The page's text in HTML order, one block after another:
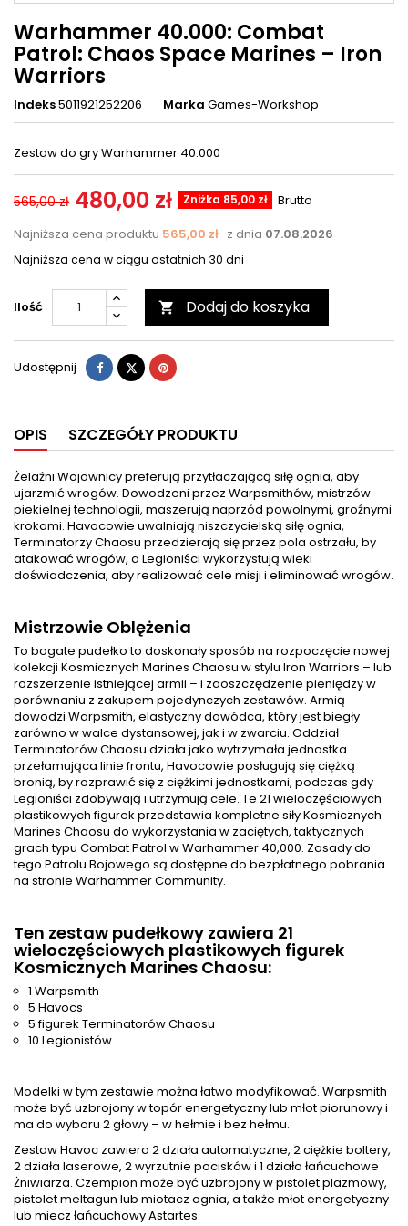
Warhammer 40.000: Combat
Patrol: Chaos Space Marines – Iron
Warriors
Indeks5011921252206 Marka Games-Workshop
Zestaw do gry Warhammer 40.000
565,00 zł 480,00 zł Zniżka 85,00 zł
Brutto
Najniższa cena produktu 565,00 zł z dnia 07.08.2026
Najniższa cena w ciągu ostatnich 30 dni
Ilość  Dodaj do koszyka
Udostępnij Udostępnij
TweetujPinterest
OPIS SZCZEGÓŁY PRODUKTU
Żelaźni Wojownicy preferują przytłaczającą siłę ognia, aby
ujarzmić wrogów. Dowodzeni przez Warpsmithów, mistrzów
piekielnej technologii, maszerują naprzód powolnymi, groźnymi
krokami. Havocowie uwalniają niszczycielską siłę ognia,
Terminatorzy Chaosu przedzierają się przez pola ostrzału, by
atakować wrogów, a Legioniści wykorzystują wieki
doświadczenia, aby realizować cele misji i eliminować wrogów.
Mistrzowie Oblężenia
To bogate pudełko to doskonały sposób na rozpoczęcie nowej
kolekcji Kosmicznych Marines Chaosu w stylu Iron Warriors – lub
rozszerzenie istniejącej armii – i zaoszczędzenie pieniędzy w
porównaniu z zakupem pojedynczych zestawów. Armią
dowodzi Warpsmith, elastyczny dowódca, który jest biegły
zarówno w walce dystansowej, jak i w zwarciu. Oddział
Terminatorów Chaosu działa jako wytrzymała jednostka
przełamująca linie frontu, Havocowie posługują się ciężką
bronią, by rozprawić się z ciężkimi jednostkami, podczas gdy
Legioniści zdobywają i utrzymują cele. Te 21 wieloczęściowych
plastikowych figurek przedstawia kompletne siły Kosmicznych
Marines Chaosu do wykorzystania w zaciętych, taktycznych
grach typu Combat Patrol w Warhammer 40,000. Zasady do
tego Patrolu Bojowego są dostępne do bezpłatnego pobrania
na stronie Warhammer Community.
Ten zestaw pudełkowy zawiera 21
wieloczęściowych plastikowych figurek
Kosmicznych Marines Chaosu:
1 Warpsmith
5 Havocs
5 figurek Terminatorów Chaosu
10 Legionistów
Modelki w tym zestawie można łatwo modyfikować. Warpsmith
może być uzbrojony w topór energetyczny lub młot piorunowy i
ma do wyboru 2 głowy – w hełmie i bez hełmu.
Zestaw Havoc zawiera 2 działa automatyczne, 2 ciężkie boltery,
2 działa laserowe, 2 wyrzutnie pocisków i 1 działo łańcuchowe
Żniwiarza. Czempion może być uzbrojony w pistolet plazmowy,
pistolet meltagun lub miotacz ognia, a także młot energetyczny
lub miecz łańcuchowy Astartes.